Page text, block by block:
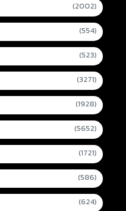
(2002)
(554)
(523)
(3271)
(1928)
(5652)
(1721)
(586)
(624)